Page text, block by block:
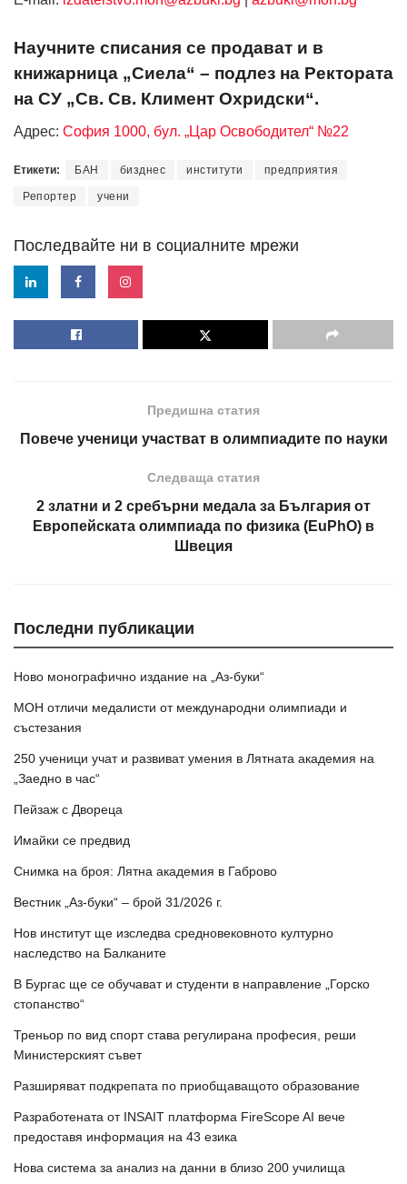
Научните списания се продават и в
книжарница „Сиела“ – подлез на Ректората
на СУ „Св. Св. Климент Охридски“.
Адрес: София 1000, бул. „Цар Освободител“ №22
Етикети: БАН бизднес институти предприятия
Репортер учени
Последвайте ни в социалните мрежи
Предишна статия
Повече ученици участват в олимпиадите по науки
Следваща статия
2 златни и 2 сребърни медала за България от
Европейската олимпиада по физика (EuPhO) в
Швеция
Последни публикации
Ново монографично издание на „Аз-буки“
МОН отличи медалисти от международни олимпиади и
състезания
250 ученици учат и развиват умения в Лятната академия на
„Заедно в час“
Пейзаж с Двореца
Имайки се предвид
Снимка на броя: Лятна академия в Габрово
Вестник „Аз-буки“ – брой 31/2026 г.
Нов институт ще изследва средновековното културно
наследство на Балканите
В Бургас ще се обучават и студенти в направление „Горско
стопанство“
Треньор по вид спорт става регулирана професия, реши
Министерският съвет
Разширяват подкрепата по приобщаващото образование
Разработената от INSAIT платформа FireScope AI вече
предоставя информация на 43 езика
Нова система за анализ на данни в близо 200 училища